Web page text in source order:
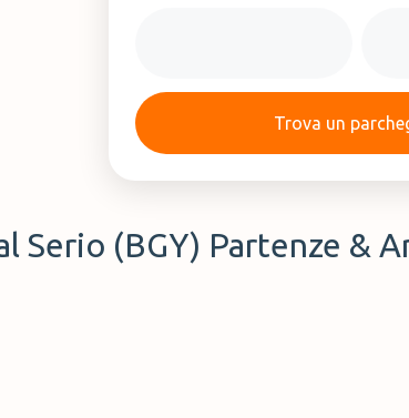
Trova un
Serio (BGY) Partenze &